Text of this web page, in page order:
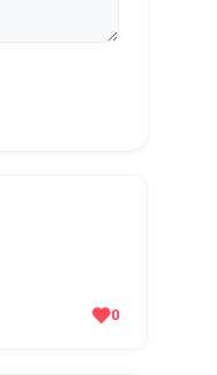
0